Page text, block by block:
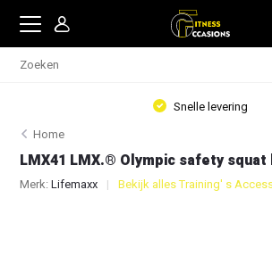
Snelle levering
Home
LMX41 LMX.® Olympic safety squat
Merk:Lifemaxx Bekijk alles Training' s